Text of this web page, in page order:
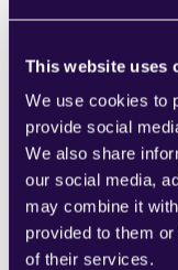
This website uses
We use cookies to
provide social
We also share
our social media,
may combine it
provided to them
of their services.
0codekit
Kombinieren
von
Learn more